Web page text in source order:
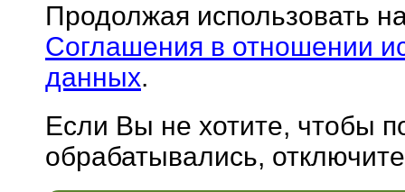
Продолжая использовать
Соглашения в отношении
данных.
Если Вы не хотите, чтобы
обрабатывались,